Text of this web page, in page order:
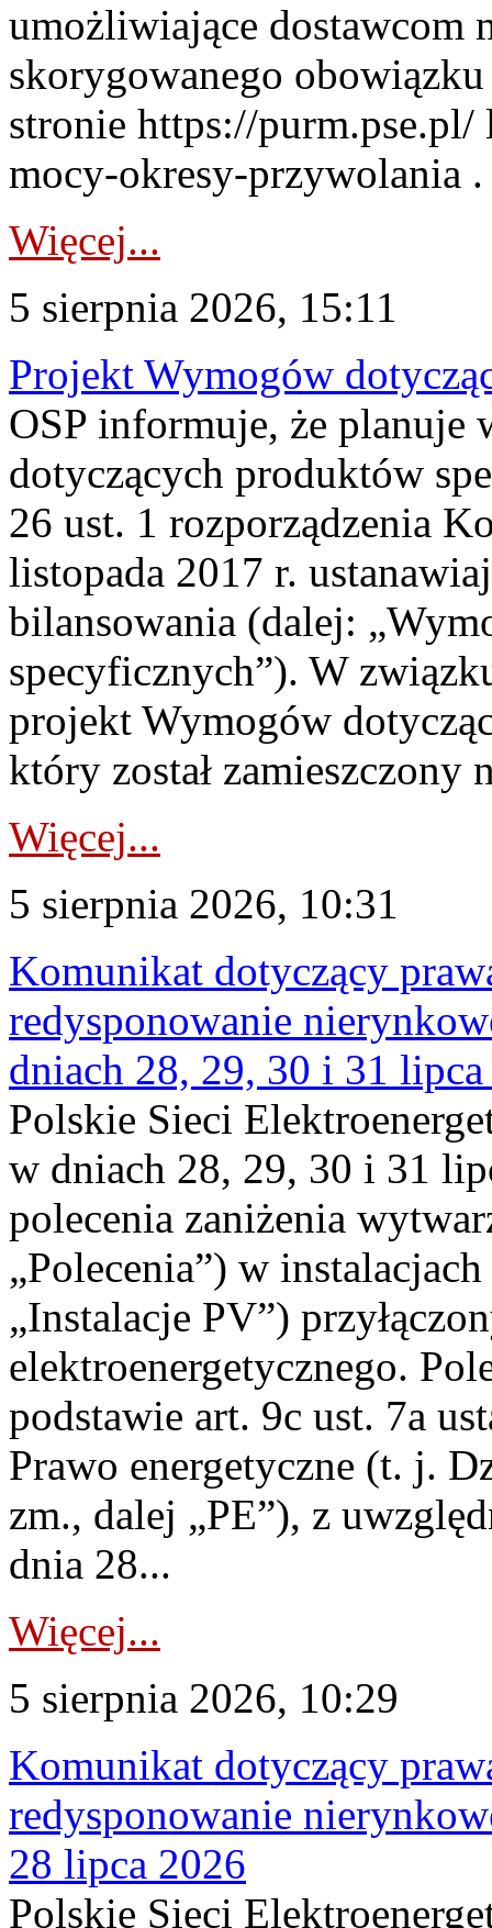
umożliwiające dostawcom
skorygowanego
stronie https://
mocy-okresy-przywolania
Więcej...
5 sierpnia 2026, 15:11
Projekt Wymogów
OSP informuje, że planuje
dotyczących produktów
26 ust. 1 rozporządzenia
listopada 2017 r.
bilansowania (dalej:
specyficznych”). W
projekt Wymogów
który został zamieszczony
Więcej...
5 sierpnia 2026, 10:31
Komunikat dotyczący
redysponowanie
dniach 28, 29, 30 i 31
Polskie Sieci
w dniach 28, 29, 30 i 31
polecenia zaniżenia
„Polecenia”) w
„Instalacje PV”)
elektroenergetycznego.
podstawie art. 9c ust. 7a
Prawo energetyczne (t. j.
zm., dalej „PE”), z
dnia 28...
Więcej...
5 sierpnia 2026, 10:29
Komunikat dotyczący
redysponowanie
28 lipca 2026
Polskie Sieci